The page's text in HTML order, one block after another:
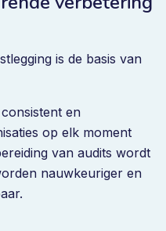
is de basis van
en
op elk moment
van audits wordt
nauwkeuriger en